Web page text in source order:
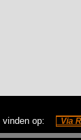
vinden op: Via